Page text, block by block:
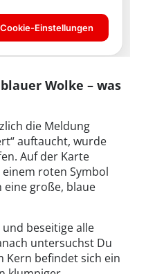
Wolke – was
die Meldung
auftaucht, wurde
Auf der Karte
roten Symbol
eine große, blaue
beseitige alle
untersuchst Du
Kern befindet sich ein